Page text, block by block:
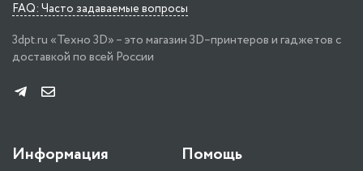
FAQ: Часто задаваемые вопросы
3dpt.ru «Техно 3D» – это магазин 3D–принтеров и гаджетов с
доставкой по всей России
Информация Помощь